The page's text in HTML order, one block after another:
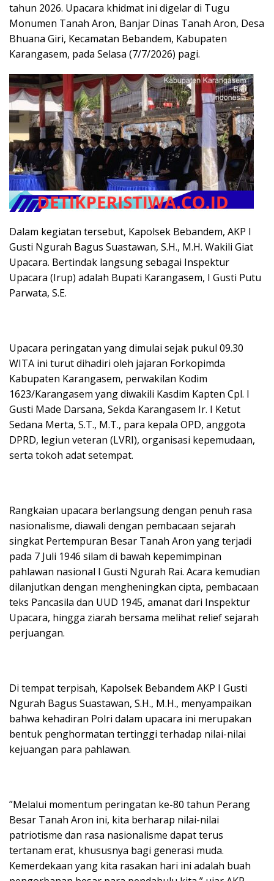
tahun 2026. Upacara khidmat ini digelar di Tugu
Monumen Tanah Aron, Banjar Dinas Tanah Aron, Desa
Bhuana Giri, Kecamatan Bebandem, Kabupaten
Karangasem, pada Selasa (7/7/2026) pagi.
​Dalam kegiatan tersebut, Kapolsek Bebandem, AKP I
Gusti Ngurah Bagus Suastawan, S.H., M.H. Wakili Giat
Upacara. Bertindak langsung sebagai Inspektur
Upacara (Irup) adalah Bupati Karangasem, I Gusti Putu
Parwata, S.E.
​Upacara peringatan yang dimulai sejak pukul 09.30
WITA ini turut dihadiri oleh jajaran Forkopimda
Kabupaten Karangasem, perwakilan Kodim
1623/Karangasem yang diwakili Kasdim Kapten Cpl. I
Gusti Made Darsana, Sekda Karangasem Ir. I Ketut
Sedana Merta, S.T., M.T., para kepala OPD, anggota
DPRD, legiun veteran (LVRI), organisasi kepemudaan,
serta tokoh adat setempat.
​Rangkaian upacara berlangsung dengan penuh rasa
nasionalisme, diawali dengan pembacaan sejarah
singkat Pertempuran Besar Tanah Aron yang terjadi
pada 7 Juli 1946 silam di bawah kepemimpinan
pahlawan nasional I Gusti Ngurah Rai. Acara kemudian
dilanjutkan dengan mengheningkan cipta, pembacaan
teks Pancasila dan UUD 1945, amanat dari Inspektur
Upacara, hingga ziarah bersama melihat relief sejarah
perjuangan.
​Di tempat terpisah, Kapolsek Bebandem AKP I Gusti
Ngurah Bagus Suastawan, S.H., M.H., menyampaikan
bahwa kehadiran Polri dalam upacara ini merupakan
bentuk penghormatan tertinggi terhadap nilai-nilai
kejuangan para pahlawan.
​”Melalui momentum peringatan ke-80 tahun Perang
Besar Tanah Aron ini, kita berharap nilai-nilai
patriotisme dan rasa nasionalisme dapat terus
tertanam erat, khususnya bagi generasi muda.
Kemerdekaan yang kita rasakan hari ini adalah buah